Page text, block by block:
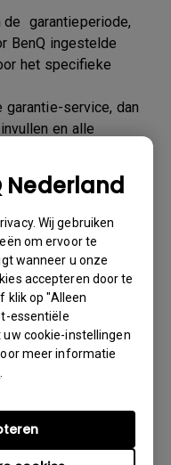
Nederland
Wij gebruiken
om ervoor te
wanneer u onze
accepteren door te
klik op "Alleen
essentiële
cookie-instellingen
meer informatie
de garantieperiode,
BenQ ingestelde
het specifieke
service, dan
en alle
en het defect
doorgeven. U kunt
BenQ-website van uw
u opgenomen
("BenQ Team").
stappen met u
dat het
die u
defect is, zal
worden
aan BenQ,
strekking ontvangt
aan een officiële
afgeleverd met